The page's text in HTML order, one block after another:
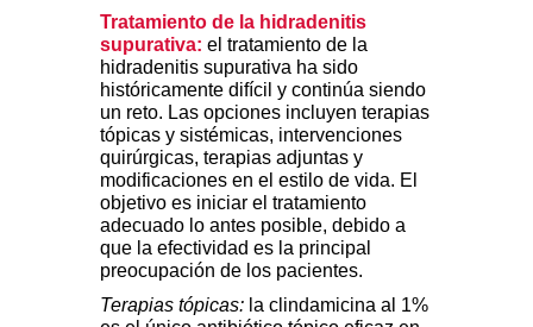
Tratamiento de la hidradenitis
supurativa: el tratamiento de la
hidradenitis supurativa ha sido
históricamente difícil y continúa siendo
un reto. Las opciones incluyen terapias
tópicas y sistémicas, intervenciones
quirúrgicas, terapias adjuntas y
modificaciones en el estilo de vida. El
objetivo es iniciar el tratamiento
adecuado lo antes posible, debido a
que la efectividad es la principal
preocupación de los pacientes.
Terapias tópicas: la clindamicina al 1%